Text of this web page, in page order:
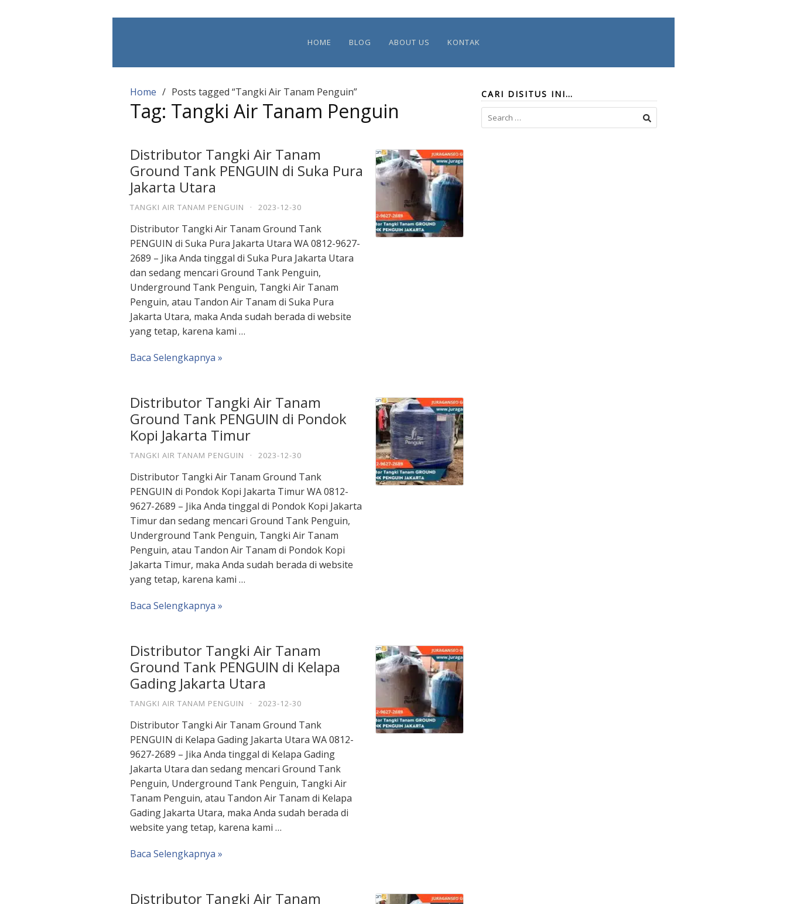
HOME BLOG ABOUT US KONTAK
Home Posts tagged “Tangki Air Tanam Penguin”
Tag: Tangki Air Tanam Penguin
Distributor Tangki Air Tanam
Ground Tank PENGUIN di Suka Pura
Jakarta Utara
TANGKI AIR TANAM PENGUIN · 2023-12-30
Distributor Tangki Air Tanam Ground Tank
PENGUIN di Suka Pura Jakarta Utara WA 0812-9627-
2689 – Jika Anda tinggal di Suka Pura Jakarta Utara
dan sedang mencari Ground Tank Penguin,
Underground Tank Penguin, Tangki Air Tanam
Penguin, atau Tandon Air Tanam di Suka Pura
Jakarta Utara, maka Anda sudah berada di website
yang tetap, karena kami …
Baca Selengkapnya »
Distributor Tangki Air Tanam
Ground Tank PENGUIN di Pondok
Kopi Jakarta Timur
TANGKI AIR TANAM PENGUIN · 2023-12-30
Distributor Tangki Air Tanam Ground Tank
PENGUIN di Pondok Kopi Jakarta Timur WA 0812-
9627-2689 – Jika Anda tinggal di Pondok Kopi Jakarta
Timur dan sedang mencari Ground Tank Penguin,
Underground Tank Penguin, Tangki Air Tanam
Penguin, atau Tandon Air Tanam di Pondok Kopi
Jakarta Timur, maka Anda sudah berada di website
yang tetap, karena kami …
Baca Selengkapnya »
Distributor Tangki Air Tanam
Ground Tank PENGUIN di Kelapa
Gading Jakarta Utara
TANGKI AIR TANAM PENGUIN · 2023-12-30
Distributor Tangki Air Tanam Ground Tank
PENGUIN di Kelapa Gading Jakarta Utara WA 0812-
9627-2689 – Jika Anda tinggal di Kelapa Gading
Jakarta Utara dan sedang mencari Ground Tank
Penguin, Underground Tank Penguin, Tangki Air
Tanam Penguin, atau Tandon Air Tanam di Kelapa
Gading Jakarta Utara, maka Anda sudah berada di
website yang tetap, karena kami …
Baca Selengkapnya »
Distributor Tangki Air Tanam
CARI DISITUS INI…
Search
for: